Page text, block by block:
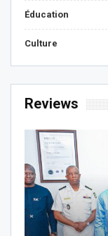
Éducation
Culture
Reviews